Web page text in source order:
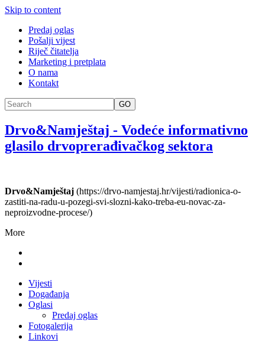
Skip to content
Predaj oglas
Pošalji vijest
Riječ čitatelja
Marketing i pretplata
O nama
Kontakt
GO
Drvo&Namještaj - Vodeće informativno
glasilo drvoprerađivačkog sektora
Drvo&Namještaj (https://drvo-namjestaj.hr/vijesti/radionica-o-
zastiti-na-radu-u-pozegi-svi-slozni-kako-treba-eu-novac-za-
neproizvodne-procese/)
More
Vijesti
Događanja
Oglasi
Predaj oglas
Fotogalerija
Linkovi